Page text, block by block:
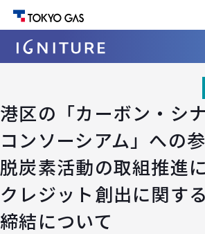
港区の「カーボン・シ
コンソーシアム」への
脱炭素活動の取組推進
クレジット創出に関す
締結について